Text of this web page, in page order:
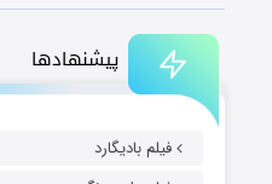
پیشنهادها
فیلم بادیگارد